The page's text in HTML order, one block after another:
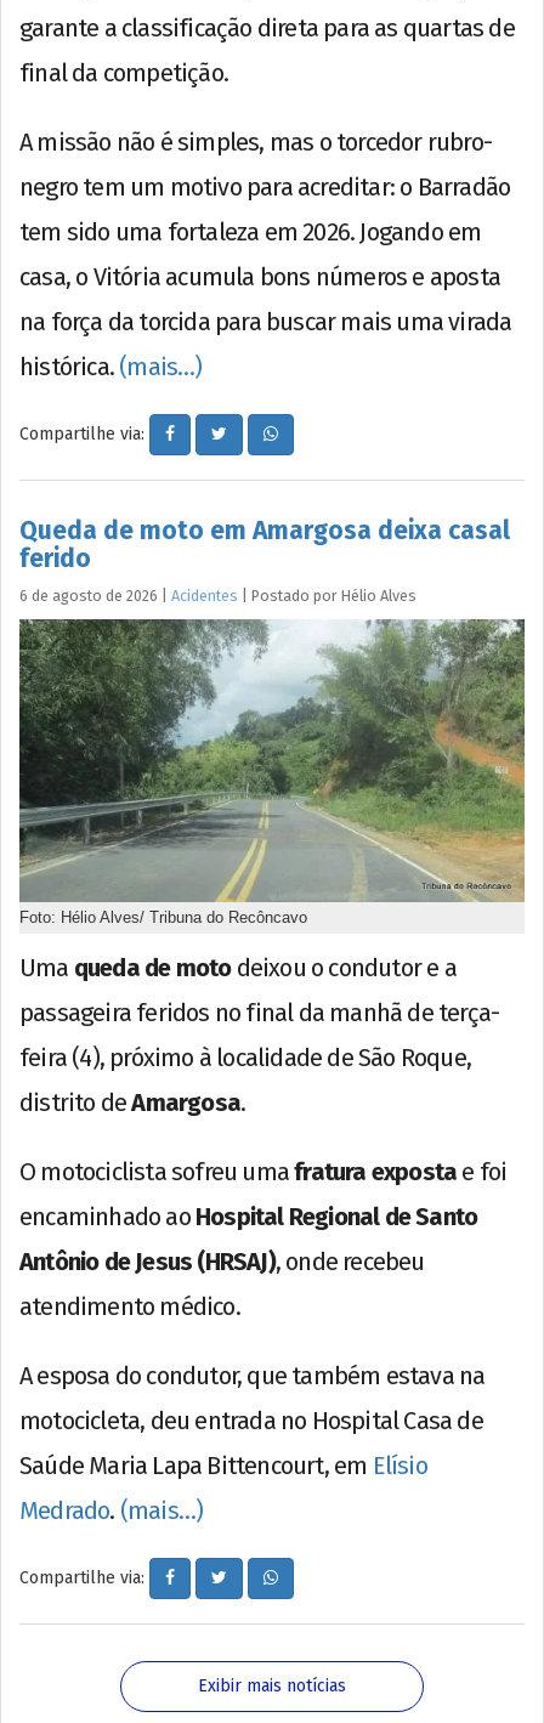
garante a classificação direta para as quartas de
final da competição.
A missão não é simples, mas o torcedor rubro-
negro tem um motivo para acreditar: o Barradão
tem sido uma fortaleza em 2026. Jogando em
casa, o Vitória acumula bons números e aposta
na força da torcida para buscar mais uma virada
histórica. (mais…)
Compartilhe via:
Queda de moto em Amargosa deixa casal
ferido
6 de agosto de 2026 Acidentes Postado por Hélio Alves
Foto: Hélio Alves/ Tribuna do Recôncavo
Uma queda de motodeixou o condutor e a
passageira feridos no final da manhã de terça-
feira (4), próximo à localidade de São Roque,
distrito deAmargosa.
O motociclista sofreu umafratura exposta e foi
encaminhado ao Hospital Regional de Santo
Antônio de Jesus (HRSAJ), onde recebeu
atendimento médico.
A esposa do condutor, que também estava na
motocicleta, deu entrada no Hospital Casa de
Saúde Maria Lapa Bittencourt, em Elísio
Medrado. (mais…)
Compartilhe via:
Exibir mais notícias